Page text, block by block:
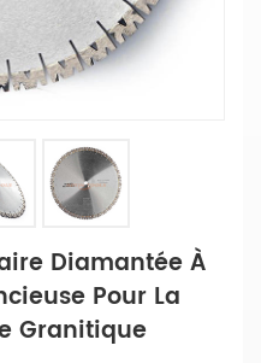
Diamantée À
Pour La
Granitique